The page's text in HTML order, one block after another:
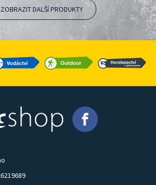
ZOBRAZIT DALŠÍ PRODUKTY